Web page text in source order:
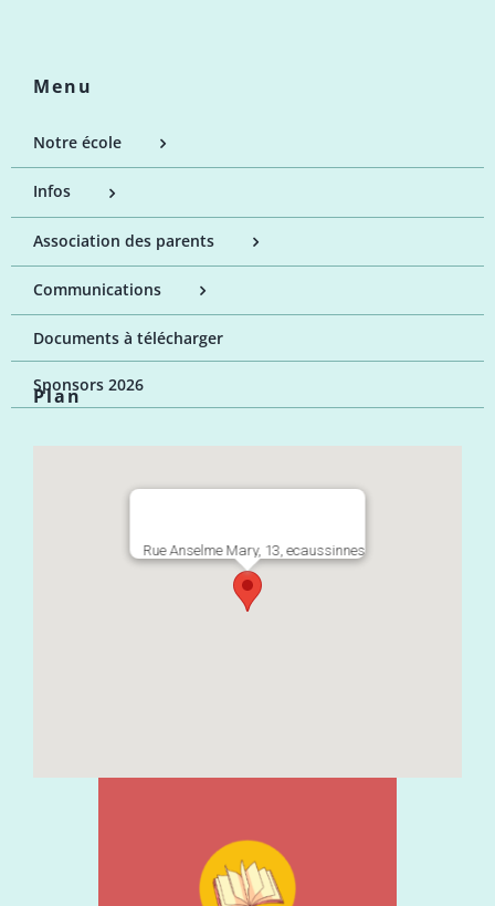
Menu
Notre école
Infos
Association des parents
Communications
Documents à télécharger
Sponsors 2026
Plan
Rue Anselme Mary, 13, ecaussinnes